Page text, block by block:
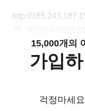
http://
15,000개의
가입
걱정마세